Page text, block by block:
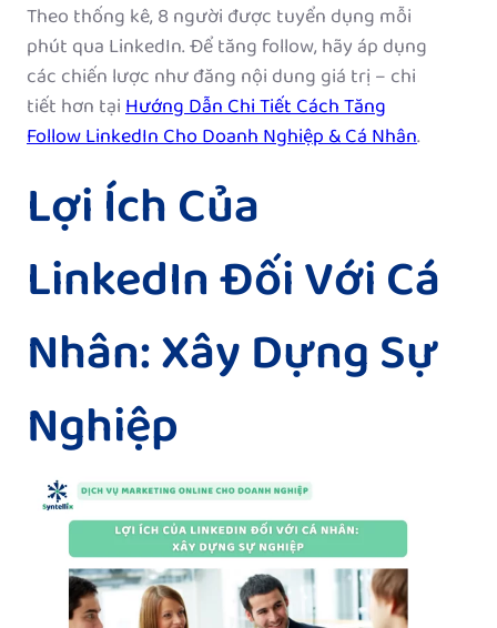
Theo thống kê, 8 người được tuyển dụng mỗi
phút qua LinkedIn. Để tăng follow, hãy áp dụng
các chiến lược như đăng nội dung giá trị – chi
tiết hơn tạiHướng Dẫn Chi Tiết Cách Tăng
Follow LinkedIn Cho Doanh Nghiệp & Cá Nhân.
Lợi Ích Của
LinkedIn Đối Với Cá
Nhân: Xây Dựng Sự
Nghiệp